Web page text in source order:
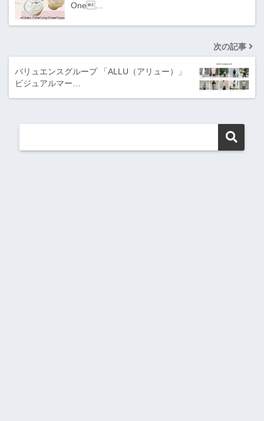
One…
次の記事
バリュエンスグループ 「ALLU（アリュー）」
ビジュアルマー…